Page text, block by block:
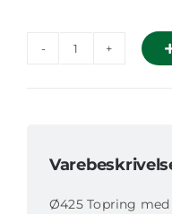
antal
Ø425 Topring